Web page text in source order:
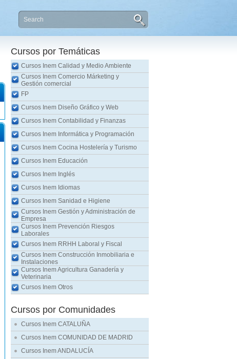
Cursos por Temáticas
Cursos Inem Calidad y Medio Ambiente
Cursos Inem Comercio Márketing y
Gestión comercial
FP
Cursos Inem Diseño Gráfico y Web
Cursos Inem Contabilidad y Finanzas
Cursos Inem Informática y Programación
Cursos Inem Cocina Hostelería y Turismo
Cursos Inem Educación
Cursos Inem Inglés
Cursos Inem Idiomas
Cursos Inem Sanidad e Higiene
Cursos Inem Gestión y Administración de
Empresa
Cursos Inem Prevención Riesgos
Laborales
Cursos Inem RRHH Laboral y Fiscal
Cursos Inem Construcción Inmobiliaria e
Instalaciones
Cursos Inem Agricultura Ganadería y
Veterinaria
Cursos Inem Otros
Cursos por Comunidades
Cursos Inem CATALUÑA
Cursos Inem COMUNIDAD DE MADRID
Cursos Inem ANDALUCÍA